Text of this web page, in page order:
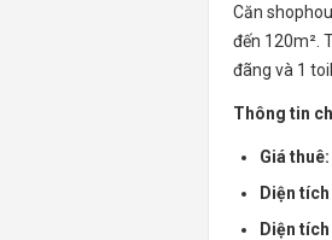
Căn
đến 120m².
đãng và 1
Thông tin
Giá thuê:
Diện
Diện